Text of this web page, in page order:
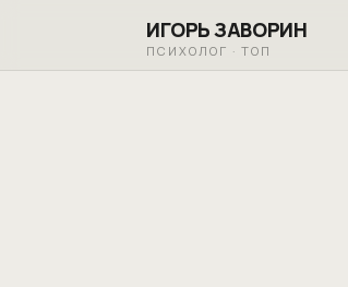
ИГОРЬ ЗАВОРИН
ПСИХОЛОГ · ТОП